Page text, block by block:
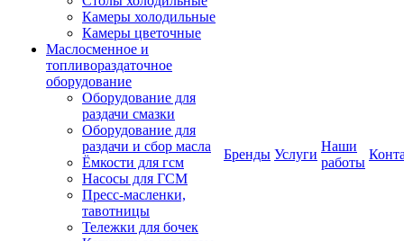
Камеры холодильные
Камеры цветочные
Маслосменное и
топливораздаточное
оборудование
Оборудование для
раздачи смазки
Оборудование для
раздачи и сбор масла
Ёмкости для гсм
Насосы для ГСМ
Пресс-масленки,
тавотницы
Тележки для бочек
Бренды Услуги
Наши
работы